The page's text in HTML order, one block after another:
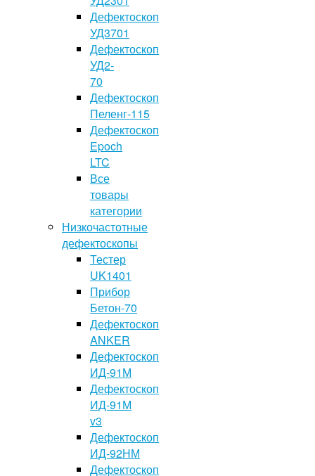
Дефектоскоп
УД3701
Дефектоскоп
УД2-
70
Дефектоскоп
Пеленг-115
Дефектоскоп
Epoch
LTC
Все
товары
категории
Низкочастотные
дефектоскопы
Тестер
UK1401
Прибор
Бетон-70
Дефектоскоп
ANKER
Дефектоскоп
ИД-91М
Дефектоскоп
ИД-91М
v3
Дефектоскоп
ИД-92НМ
Дефектоскоп